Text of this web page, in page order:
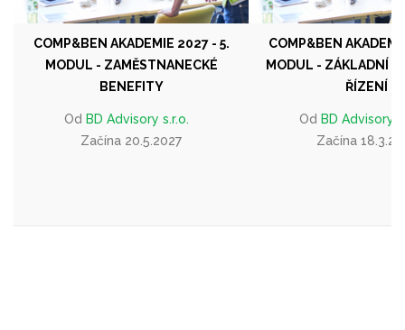
COMP&BEN AKADEMIE 2027 - 5.
MODUL - ZAMĚSTNANECKÉ
BENEFITY
Od BD Advisory s.r.o.
Začína 20.5.2027
COMP&BEN
MODUL - ZÁKLADNÍ
ŘÍZENÍ
Od BD Advisory
Začína